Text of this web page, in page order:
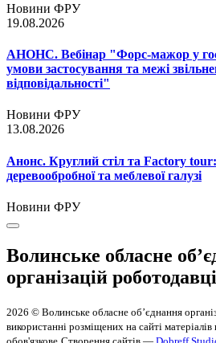
Новини ФРУ
19.08.2026
АНОНС. Вебінар "Форс-мажор у
умови застосування та межі
відповідальності"
Новини ФРУ
13.08.2026
Анонс. Круглий стіл та Factory
деревообробної та меблевої галузі
Новини ФРУ
Волинське обласне
організацій
2026 © Волинське обласне об’єднання
використанні розміщених на сайті